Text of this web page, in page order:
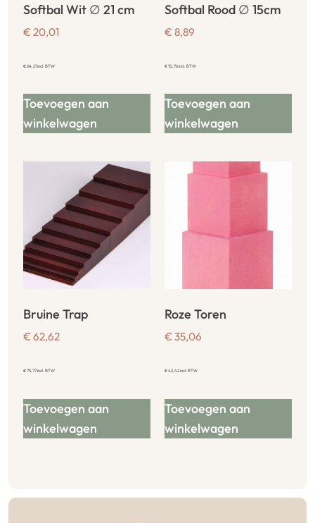
Softbal Wit ∅ 21 cm
€ 20,01
€24,21incl. BTW
Toevoegen aan
winkelwagen
Softbal Rood ∅ 15cm
€ 8,89
€10,76incl. BTW
Toevoegen aan
winkelwagen
Bruine Trap
€ 62,62
€75,77incl. BTW
Toevoegen aan
winkelwagen
Roze Toren
€ 35,06
€42,42incl. BTW
Toevoegen aan
winkelwagen